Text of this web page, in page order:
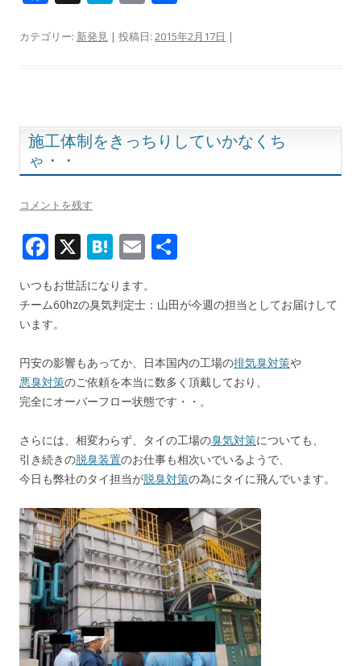
e
o
k
e ai
カテゴリー: 新発見 | 投稿日: 2015年2月17日 |
施工体制をきっちりしていかなくち
ゃ・・
コメントを残す
F
ac
e
b
o
o
k
X H
at
e
a
E
ai
いつもお世話になります。
チーム60hzの臭気判定士：山田が今週の担当としてお届けして
います。
円安の影響もあってか、日本国内の工場の排気臭対策や
悪臭対策のご依頼を本当に数多く頂戴しており、
完全にオーバーフロー状態です・・。
さらには、相変わらず、タイの工場の臭気対策についても、
引き続きの脱臭装置のお仕事も相次いでいるようで、
今日も弊社のタイ担当が脱臭対策の為にタイに飛んでいます。